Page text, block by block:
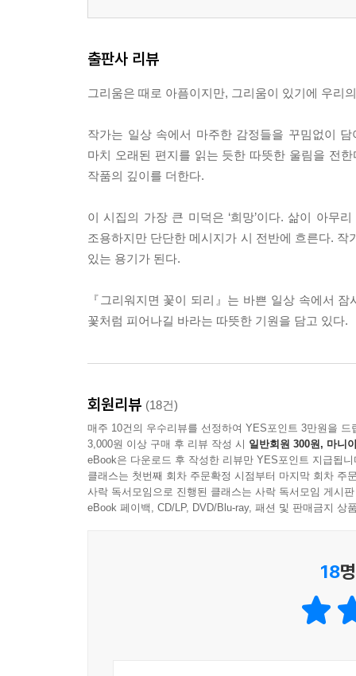
다름 49
빛바랜 달력 51
코스모스 길 54
기도의 하루 55
꺼지지 않은 불씨 하나 56
한강의 외침 60
실연 61
아픈 사랑 62
다짐 65
민족혼 66
로비의 소파 68
사랑은 70
동백꽃 72
국화차 한 잔의 여유 73
3부. 아름다운 초상(肖像)
내 고향 김천역 76
출판사 리뷰
그리움은 때로 아픔이지만, 그리움이 있기에 우리
작가는 일상 속에서 마주한 감정들을 꾸밈없이
마치 오래된 편지를 읽는 듯한 따뜻한 울림을 전
작품의 깊이를 더한다.
이 시집의 가장 큰 미덕은 ‘희망’이다. 삶이 아무
조용하지만 단단한 메시지가 시 전반에 흐른다.
있는 용기가 된다.
『그리워지면 꽃이 되리』는 바쁜 일상 속에서
꽃처럼 피어나길 바라는 따뜻한 기원을 담고 있다.
회원리뷰 (18건)
매주 10건의 우수리뷰를 선정하여 YES포인트 3만원을 드
3,000원 이상 구매 후 리뷰 작성 시 일반회원 300원, 마니
eBook은 다운로드 후 작성한 리뷰만 YES포인트 지급됩니
클래스는 첫번째 회차 주문확정 시점부터 마지막 회차 주
사락 독서모임으로 진행된 클래스는 사락 독서모임 게시
eBook 페이백, CD/LP, DVD/Blu-ray, 패션 및 판매금지 상
18